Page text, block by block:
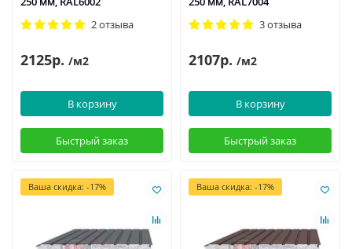
2 отзыва
2125р. /м2
В корзину
Быстрый заказ
3 отзыва
2107р. /м2
В корзину
Быстрый заказ
Ваша скидка: -17% Ваша скидка: -17%